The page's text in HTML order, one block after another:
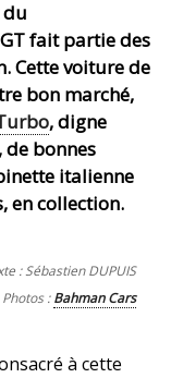
du
fait partie des
Cette voiture de
bon marché,
, digne
de bonnes
italienne
en collection.
: Sébastien DUPUIS
Photos :Bahman Cars
à cette